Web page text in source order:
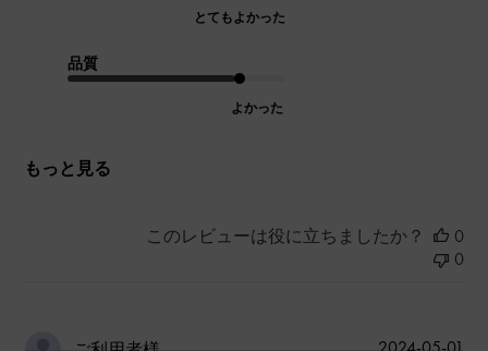
とてもよかった
品質
よかった
もっと見る
このレビューは役に立ちましたか？
0
0